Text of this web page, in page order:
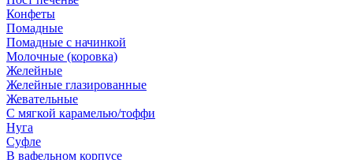
Конфеты
Помадные
Помадные с начинкой
Молочные (коровка)
Желейные
Желейные глазированные
Жевательные
С мягкой карамелью/тоффи
Нуга
Суфле
В вафельном корпусе